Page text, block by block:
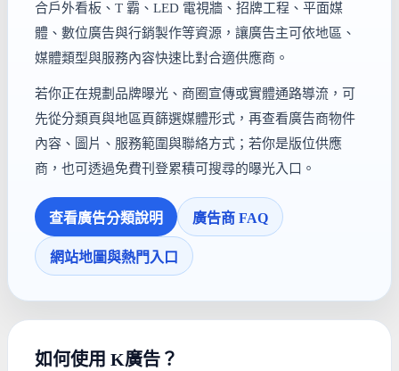
合戶外看板、T 霸、LED 電視牆、招牌工程、平面媒
體、數位廣告與行銷製作等資源，讓廣告主可依地區、
媒體類型與服務內容快速比對合適供應商。
若你正在規劃品牌曝光、商圈宣傳或實體通路導流，可
先從分類頁與地區頁篩選媒體形式，再查看廣告商物件
內容、圖片、服務範圍與聯絡方式；若你是版位供應
商，也可透過免費刊登累積可搜尋的曝光入口。
查看廣告分類說明 廣告商 FAQ
網站地圖與熱門入口
如何使用 K廣告？